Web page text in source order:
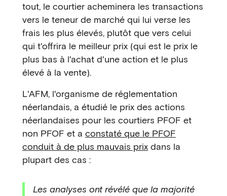
tout, le courtier acheminera les transactions
vers le teneur de marché qui lui verse les
frais les plus élevés, plutôt que vers celui
qui t'offrira le meilleur prix (qui est le prix le
plus bas à l'achat d'une action et le plus
élevé à la vente).
L'AFM, l'organisme de réglementation
néerlandais, a étudié le prix des actions
néerlandaises pour les courtiers PFOF et
non PFOF et a constaté que le PFOF
conduit à de plus mauvais prix dans la
plupart des cas :
Les analyses ont révélé que la majorité